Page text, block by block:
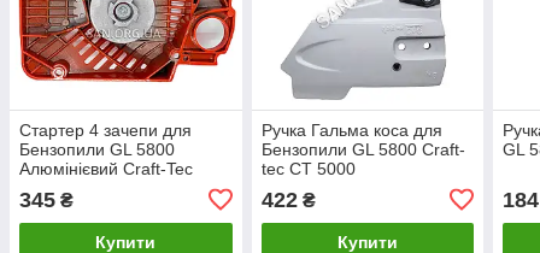
Стартер 4 зачепи для
Бензопили GL 5800
Алюмінієвий Craft-Tec
345 ₴
Купити
Ручка Гальма коса для
Бензопили GL 5800 Craft-
tec CT 5000
422₴
Купити
GL
184